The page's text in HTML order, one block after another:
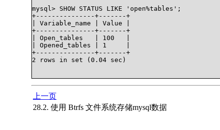
mysql> SHOW STATUS LIKE 'open%tables';
+---------------+-------+
| Variable_name | Value |
+---------------+-------+
| Open_tables   | 100   |
| Opened_tables | 1     |
+---------------+-------+
2 rows in set (0.04 sec)
上一页
28.2. 使用 Btrfs 文件系统存储mysql数据